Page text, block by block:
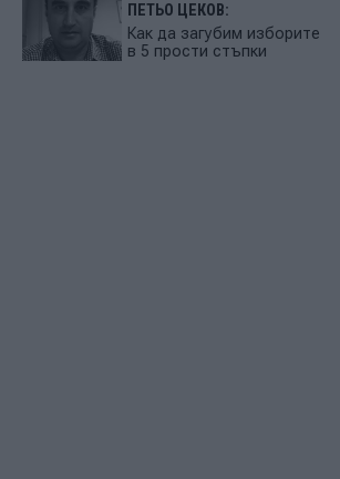
ПЕТЬО ЦЕКОВ:
Как да загубим изборите
в 5 прости стъпки